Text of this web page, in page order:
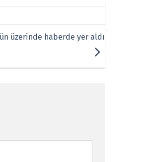
üzerinde haberde yer aldı